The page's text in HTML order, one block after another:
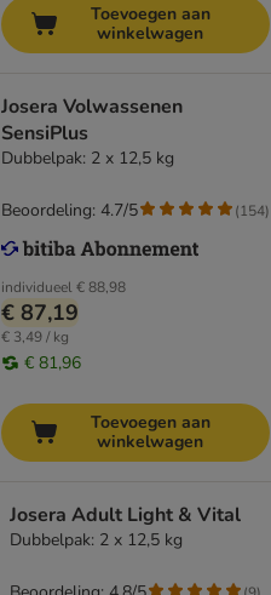
Toevoegen aan
winkelwagen
Josera Volwassenen
SensiPlus
Dubbelpak: 2 x 12,5 kg
individueel€ 88,98
€ 87,19
€ 3,49 / kg
€ 81,96
Beoordeling: 4.7/5 (154)
Toevoegen aan
winkelwagen
Josera Adult Light & Vital
Dubbelpak: 2 x 12,5 kg